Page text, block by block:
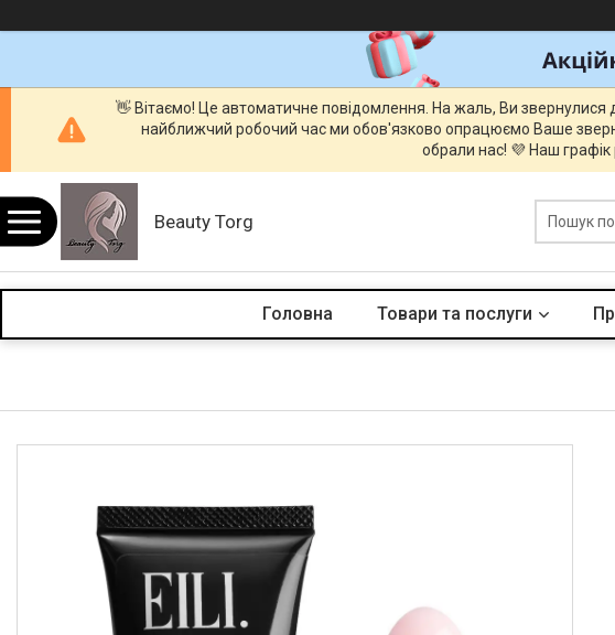
👋 Вітаємо! Це автоматичне повідомлення. На жаль, Ви
найближчий робочий час ми обов'язково опрацюємо Ваше
обрали нас! 💜 Наш
Beauty Torg
Головна Товари та послуги